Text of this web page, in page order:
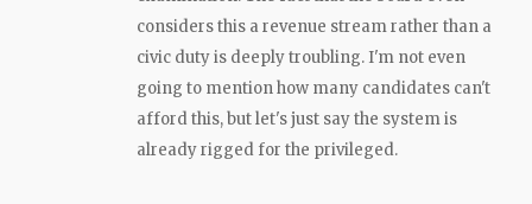
considers this a revenue stream rather than a
civic duty is deeply troubling. I'm not even
going to mention how many candidates can't
afford this, but let's just say the system is
already rigged for the privileged.